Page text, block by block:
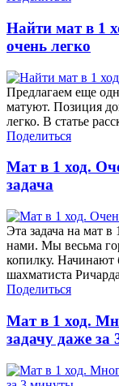
Найти мат в 1
очень легко
Предлагаем еще
матуют. Позиция
легко. В статье
Поделиться
Мат в 1 ход.
задача
Эта задача на мат
нами. Мы весьма
копилку. Начинают
шахматиста
Поделиться
Мат в 1 ход.
задачу даже